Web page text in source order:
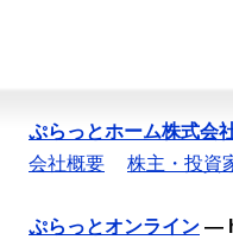
ぷらっとホーム株式会
会社概要
株主・投資
ぷらっとオンライン —